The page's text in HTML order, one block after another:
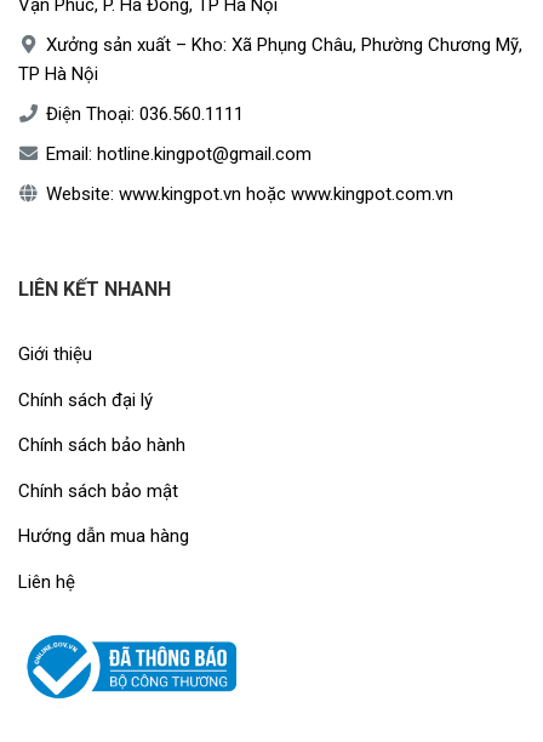
Vạn Phúc, P. Hà Đông, TP Hà Nội
Xưởng sản xuất – Kho: Xã Phụng Châu, Phường Chương Mỹ,
TP Hà Nội
Điện Thoại: 036.560.1111
Email: hotline.kingpot@gmail.com
Website: www.kingpot.vn hoặc www.kingpot.com.vn
LIÊN KẾT NHANH
Giới thiệu
Chính sách đại lý
Chính sách bảo hành
Chính sách bảo mật
Hướng dẫn mua hàng
Liên hệ